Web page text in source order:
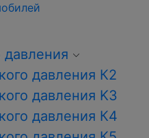
давления К2
давления K3
давления К4